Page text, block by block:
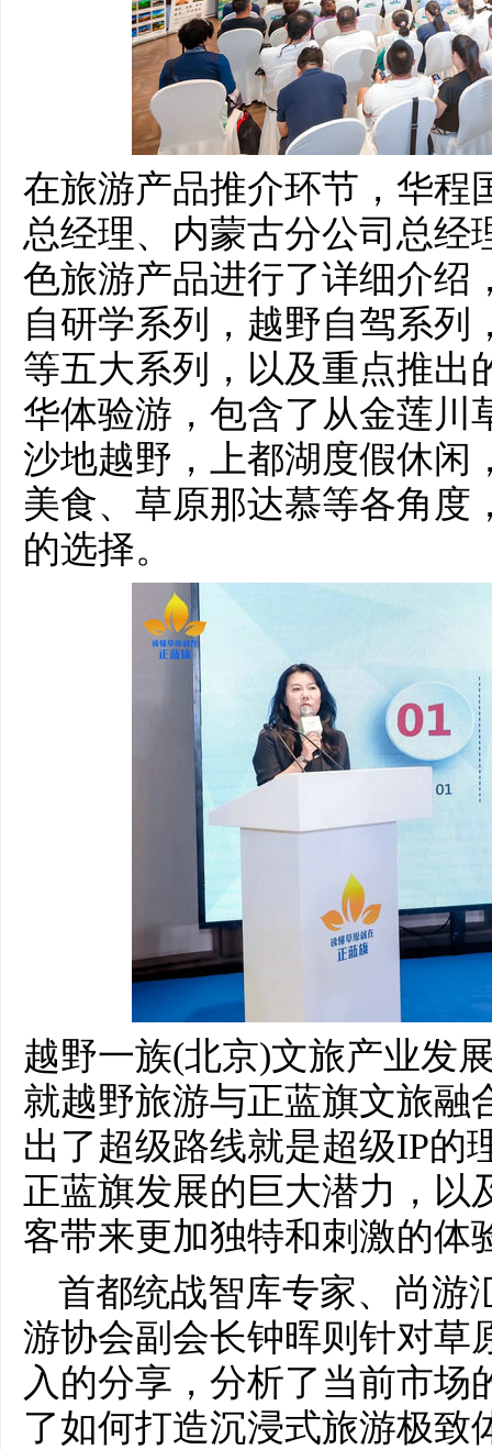
在旅游产品推介环节，华程
总经理、内蒙古分公司总经
色旅游产品进行了详细介绍
自研学系列，越野自驾系列
等五大系列，以及重点推出
华体验游，包含了从金莲川
沙地越野，上都湖度假休闲
美食、草原那达慕等各角度
的选择。
越野一族(北京)文旅产业发
就越野旅游与正蓝旗文旅融
出了超级路线就是超级IP的
正蓝旗发展的巨大潜力，以
客带来更加独特和刺激的体
首都统战智库专家、尚游
游协会副会长钟晖则针对草
入的分享，分析了当前市场
了如何打造沉浸式旅游极致